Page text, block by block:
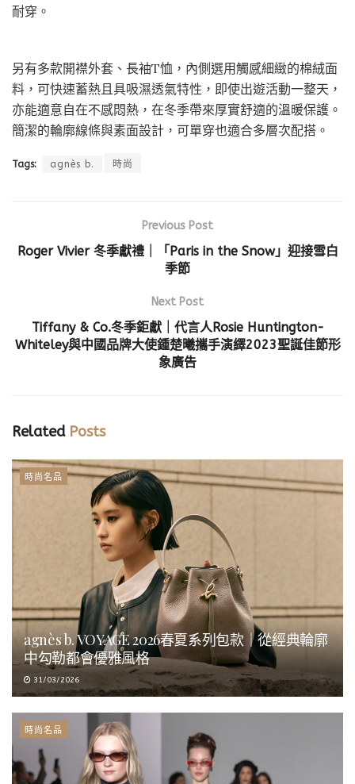
耐穿。
另有多款開襟外套、長袖T恤，內側選用觸感細緻的棉絨面
料，可快速蓄熱且具吸濕透氣特性，即使出遊活動一整天，
亦能適意自在不感悶熱，在冬季帶來厚實舒適的溫暖保護。
簡潔的輪廓線條與素面設計，可單穿也適合多層次配搭。
Tags: agnès b. 時尚
Previous Post
Roger Vivier 冬季獻禮｜「Paris in the Snow」迎接雪白
季節
Next Post
Tiffany & Co.冬季鉅獻｜代言人Rosie Huntington-
Whiteley與中國品牌大使鍾楚曦攜手演繹2023聖誕佳節形
象廣告
RelatedPosts
時尚名品
agnès b. VOYAGE 2026春夏系列包款｜從經典輪廓
中勾勒都會優雅風格
31/03/2026
時尚名品